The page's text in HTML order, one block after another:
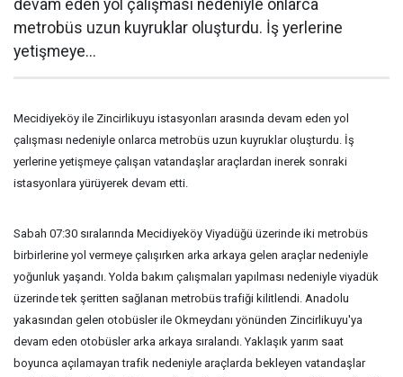
devam eden yol çalışması nedeniyle onlarca
metrobüs uzun kuyruklar oluşturdu. İş yerlerine
yetişmeye...
Mecidiyeköy ile Zincirlikuyu istasyonları arasında devam eden yol
çalışması nedeniyle onlarca metrobüs uzun kuyruklar oluşturdu. İş
yerlerine yetişmeye çalışan vatandaşlar araçlardan inerek sonraki
istasyonlara yürüyerek devam etti.
Sabah 07:30 sıralarında Mecidiyeköy Viyadüğü üzerinde iki metrobüs
birbirlerine yol vermeye çalışırken arka arkaya gelen araçlar nedeniyle
yoğunluk yaşandı. Yolda bakım çalışmaları yapılması nedeniyle viyadük
üzerinde tek şeritten sağlanan metrobüs trafiği kilitlendi. Anadolu
yakasından gelen otobüsler ile Okmeydanı yönünden Zincirlikuyu'ya
devam eden otobüsler arka arkaya sıralandı. Yaklaşık yarım saat
boyunca açılamayan trafik nedeniyle araçlarda bekleyen vatandaşlar